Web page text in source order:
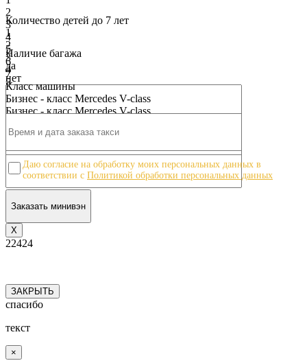
2
3
4
5
6
7
8
9
10
Количество детей до 7 лет
1
2
3
4
5
6
7
9
Наличие багажа
да
нет
Класс машины
Бизнес - класс Mercedes V-class
Бизнес - класс Mercedes V-class
Даю согласие на обработку моих персональных данных в
соответствии с Политикой обработки персональных данных
Х
22424
ЗАКРЫТЬ
спасибо
текст
×